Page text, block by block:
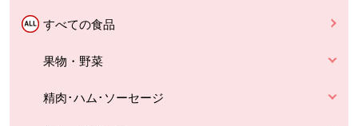
すべての食品
果物・野菜
精肉･ハム･ソーセージ